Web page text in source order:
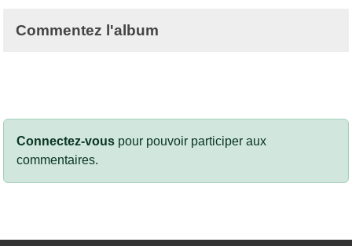
Commentez l'album
Connectez-vous pour pouvoir participer aux
commentaires.